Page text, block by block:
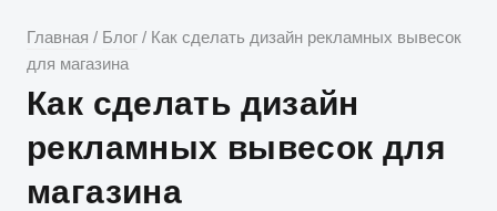
Главная / Блог / Как сделать дизайн рекламных вывесок
для магазина
Как сделать дизайн
рекламных вывесок для
магазина